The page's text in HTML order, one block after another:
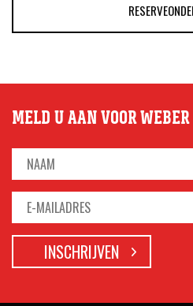
MELD U AAN VOOR